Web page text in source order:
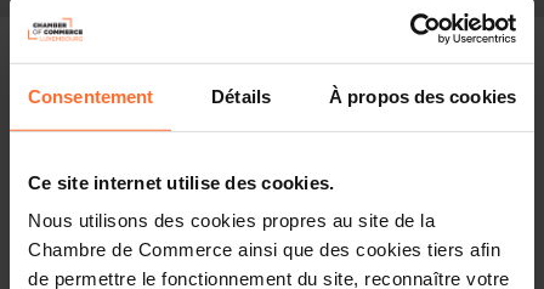
Consentement Détails À propos des cookies
Ce site internet utilise des cookies.
Nous utilisons des cookies propres au site de la
Chambre de Commerce ainsi que des cookies tiers afin
de permettre le fonctionnement du site, reconnaître votre
Pressespiegel
Anhänge
Diesen Artikel teilen